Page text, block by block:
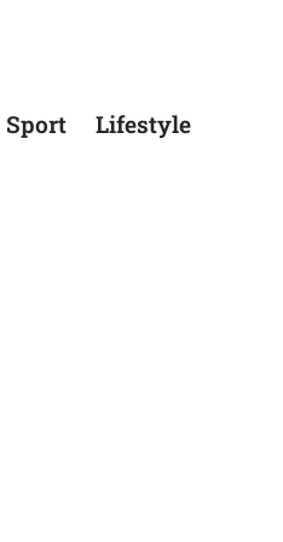
Sport Lifestyle